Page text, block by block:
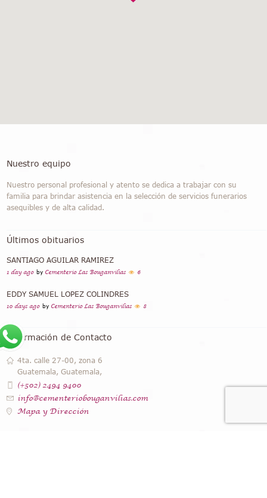
Nuestro equipo
Nuestro personal profesional y atento se dedica a trabajar con su
familia para brindar asistencia en la selección de servicios funerarios
asequibles y de alta calidad.
Últimos obituarios
SANTIAGO AGUILAR RAMIREZ
1 day ago by Cementerio Las Bouganvilias 6
EDDY SAMUEL LOPEZ COLINDRES
10 days ago by Cementerio Las Bouganvilias 8
Información de Contacto
4ta. calle 27-00, zona 6
Guatemala, Guatemala,
(+502) 2494 9400
info@cementeriobouganvilias.com
Mapa y Dirección